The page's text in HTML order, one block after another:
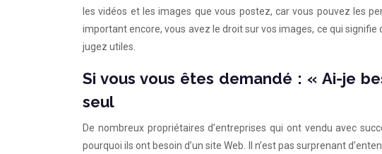
les vidéos et les images que vous postez, car vous pouvez les
important encore, vous avez le droit sur vos images, ce qui
jugez utiles.
Si vous vous êtes demandé : « Ai-je
seul
De nombreux propriétaires d’entreprises qui ont vendu avec
pourquoi ils ont besoin d’un site Web. Il n’est pas surprenant